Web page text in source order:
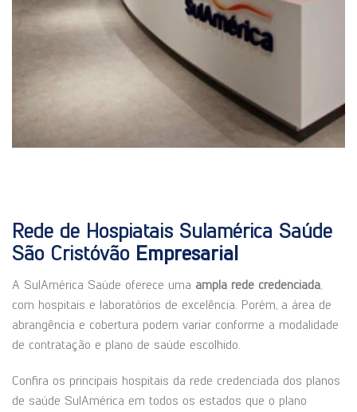
Rede de Hospiatais Sulamérica Saúde
São Cristóvão Empresarial
A SulAmérica Saúde oferece uma ampla rede credenciada
com hospitais e laboratórios de excelência. Porém, a área de
abrangência e cobertura podem variar conforme a modalidade
de contratação e plano de saúde escolhido.
Confira os principais hospitais da rede credenciada dos planos
de saúde SulAmérica em todos os estados que o plano